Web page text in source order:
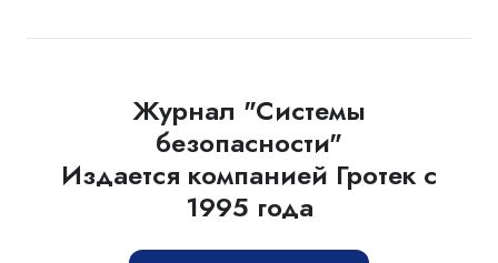
Журнал "Системы
безопасности"
Издается компанией Гротек с
1995 года